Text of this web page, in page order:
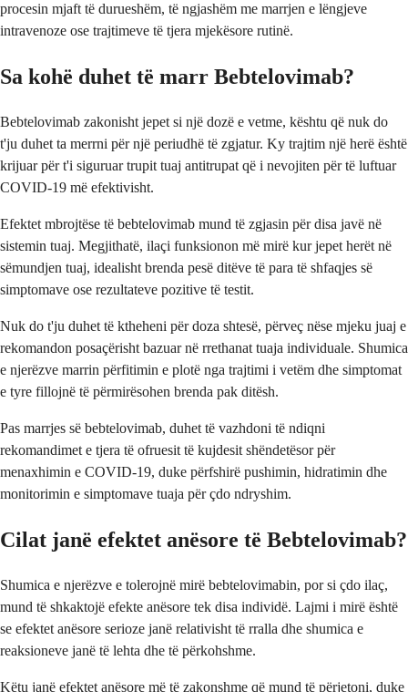
procesin mjaft të durueshëm, të ngjashëm me marrjen e lëngjeve
intravenoze ose trajtimeve të tjera mjekësore rutinë.
Sa kohë duhet të marr Bebtelovimab?
Bebtelovimab zakonisht jepet si një dozë e vetme, kështu që nuk do
t'ju duhet ta merrni për një periudhë të zgjatur. Ky trajtim një herë është
krijuar për t'i siguruar trupit tuaj antitrupat që i nevojiten për të luftuar
COVID-19 më efektivisht.
Efektet mbrojtëse të bebtelovimab mund të zgjasin për disa javë në
sistemin tuaj. Megjithatë, ilaçi funksionon më mirë kur jepet herët në
sëmundjen tuaj, idealisht brenda pesë ditëve të para të shfaqjes së
simptomave ose rezultateve pozitive të testit.
Nuk do t'ju duhet të ktheheni për doza shtesë, përveç nëse mjeku juaj e
rekomandon posaçërisht bazuar në rrethanat tuaja individuale. Shumica
e njerëzve marrin përfitimin e plotë nga trajtimi i vetëm dhe simptomat
e tyre fillojnë të përmirësohen brenda pak ditësh.
Pas marrjes së bebtelovimab, duhet të vazhdoni të ndiqni
rekomandimet e tjera të ofruesit të kujdesit shëndetësor për
menaxhimin e COVID-19, duke përfshirë pushimin, hidratimin dhe
monitorimin e simptomave tuaja për çdo ndryshim.
Cilat janë efektet anësore të Bebtelovimab?
Shumica e njerëzve e tolerojnë mirë bebtelovimabin, por si çdo ilaç,
mund të shkaktojë efekte anësore tek disa individë. Lajmi i mirë është
se efektet anësore serioze janë relativisht të rralla dhe shumica e
reaksioneve janë të lehta dhe të përkohshme.
Këtu janë efektet anësore më të zakonshme që mund të përjetoni, duke